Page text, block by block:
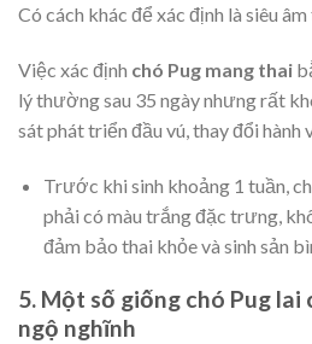
Có cách khác để xác định là siêu âm
Việc xác định chó Pug mang thai
lý thường sau 35 ngày nhưng rất
sát phát triển đầu vú, thay đổi hành
Trước khi sinh khoảng 1 tuần,
phải có màu trắng đặc trưng,
đảm bảo thai khỏe và sinh sản
5. Một số giống chó Pug lai
ngộ nghĩnh